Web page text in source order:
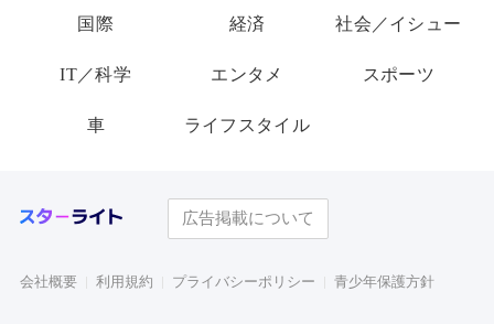
国際 経済 社会／イシュー
IT／科学 エンタメ スポーツ
車 ライフスタイル
広告掲載について
会社概要 利用規約 プライバシーポリシー 青少年保護方針